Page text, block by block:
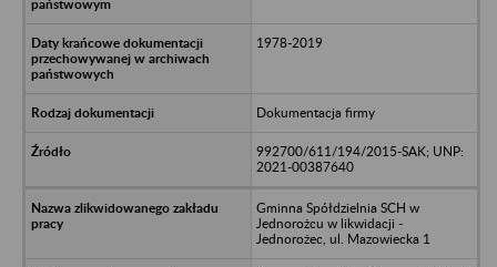
1978-2019
Dokumentacja firmy
992700/611/194/2015-SAK; UNP:
2021-00387640
Gminna Spółdzielnia SCH w
Jednorożcu w likwidacji -
Jednorożec, ul. Mazowiecka 1